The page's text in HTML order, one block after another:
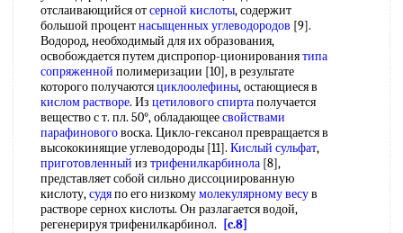
отслаивающийся отсерной кислоты, содержит
большой процентнасыщенных углеводородов [9].
Водород, необходимый для их образования,
освобождается путем диспропор-ционированиятипа
сопряженной полимеризации [10], в результате
которого получаютсяциклоолефины, остающиеся в
кислом растворе. Из цетилового спиртаполучается
вещество с т. пл. 50°, обладающеесвойствами
парафиновоговоска. Цикло-гексанол превращается в
высококинящие углеводороды [11]. Кислый сульфат,
приготовленный из трифенилкарбинола [8],
представляет собой сильно диссоциированную
кислоту,судяпо его низкомумолекулярному весув
растворе сернох кислоты. Он разлагается водой,
регенерируя трифенилкарбинол.
[c.8]